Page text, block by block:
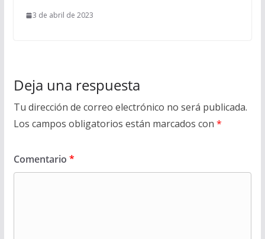
3 de abril de 2023
Deja una respuesta
Tu dirección de correo electrónico no será publicada.
Los campos obligatorios están marcados con *
Comentario *